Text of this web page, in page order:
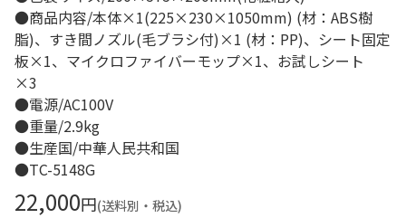
●商品内容/本体×1(225×230×1050mm) (材：ABS樹
脂)、すき間ノズル(毛ブラシ付)×1 (材：PP)、シート固定
板×1、マイクロファイバーモップ×1、お試しシート
×3
●電源/AC100V
●重量/2.9kg
●生産国/中華人民共和国
●TC-5148G
22,000円(送料別・税込)